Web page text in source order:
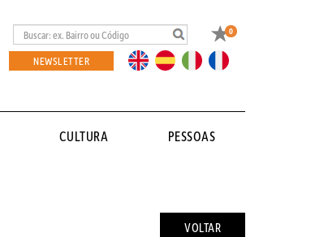
Favoritos
0
NEWSLETTER EN ES IT FR
CULTURA PESSOAS
VOLTAR